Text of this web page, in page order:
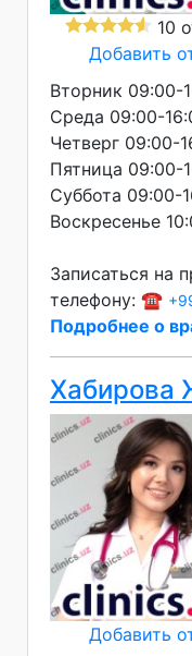
10
Добавить
Вторник 09:00-
Среда 09:00-
Четверг 09:00-
Пятница 09:00-
Суббота 09:00-
Воскресенье
Записаться на
телефону: ☎️
Подробнее о
Хабирова
Добавить